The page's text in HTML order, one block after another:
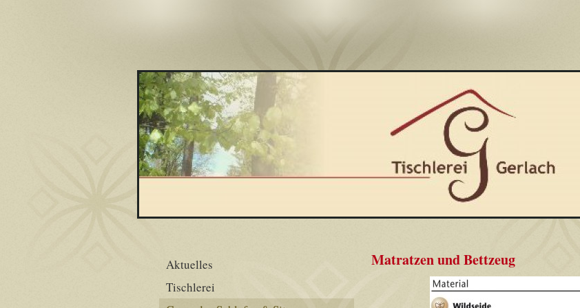
Matratzen und Bettzeug
Aktuelles
Tischlerei